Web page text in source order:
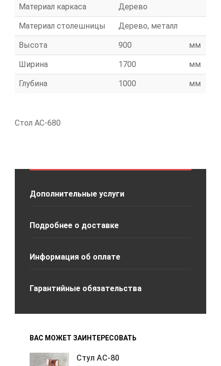
Материал каркаса Дерево
Материал столешницы Дерево, металл
Высота 900 мм
Ширина 1700 мм
Глубина 1000 мм
Стол АС-680
Дополнительные услуги
Подробнее о доставке
Информация об оплате
Гарантийные обязательства
ВАС МОЖЕТ ЗАИНТЕРЕСОВАТЬ
Стул АС-80